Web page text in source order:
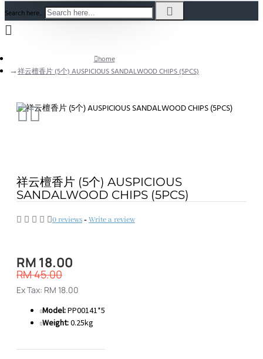
Search here...
home
祥云檀香片 (5个) AUSPICIOUS SANDALWOOD CHIPS (5PCS)
祥云檀香片 (5个) AUSPICIOUS
SANDALWOOD CHIPS (5PCS)
0 reviews-Write a review
RM 18.00
RM 45.00
Ex Tax: RM 18.00
Model:PP00141*5
Weight:0.25kg